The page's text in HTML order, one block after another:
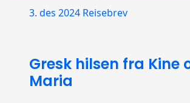
3. des 2024 Reisebrev
Gresk hilsen fra Kine
Maria